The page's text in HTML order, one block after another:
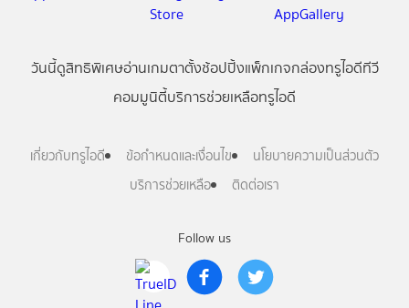
Follow us
วันนี้ดูสิทธิพิเศษอ่านเกมตาตั้งช้อปปิ้งแพ็กเกจกล่องทรูไอดีทีวี
คอมมูนิตี้บริการช่วยเหลือทรูไอดี
เกี่ยวกับทรูไอดี ข้อกำหนดและเงื่อนไข
นโยบายความเป็นส่วนตัว
บริการช่วยเหลือ
ติดต่อเรา